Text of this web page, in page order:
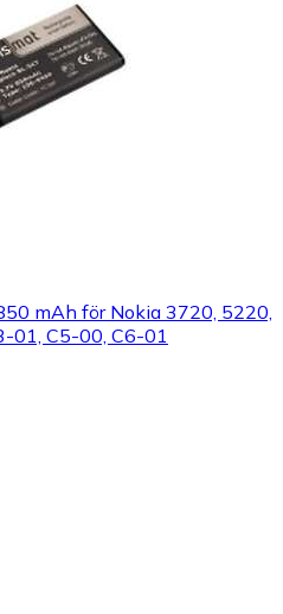
mAh för Nokia 3720, 5220,
01, C5-00, C6-01